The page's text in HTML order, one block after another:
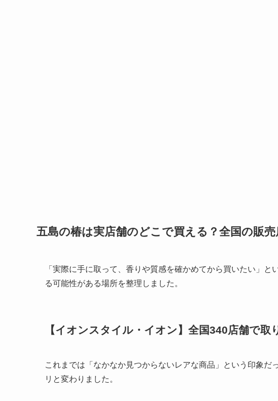
五島の椿は実店舗のどこで買える？全国の販
「実際に手に取って、香りや質感を確かめてから買いたい」
る可能性がある場所を整理しました。
【イオンスタイル・イオン】全国340店舗で取
これまでは「なかなか見つからないレアな商品」という印象だ
リと変わりました。